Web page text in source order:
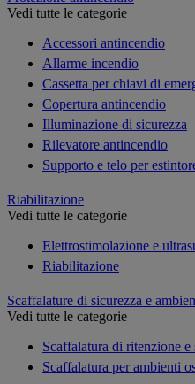
Vedi tutte le categorie
Accessori antincendio
Allarme incendio
Cassetta per chiavi di
Copertura antincendio
Illuminazione di sicurezza
Rilevatore antincendio
Supporto e telo per
Riabilitazione
Vedi tutte le categorie
Elettrostimolazione e
Riabilitazione
Scaffalature di sicurezza e
Vedi tutte le categorie
Scaffalatura di ritenzione e
Scaffalatura per ambienti